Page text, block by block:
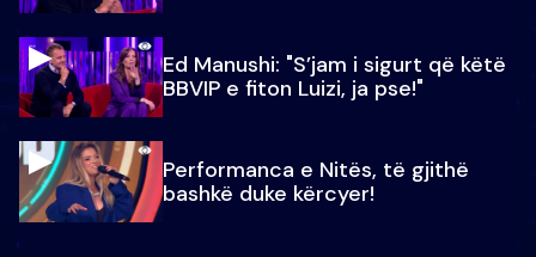
Ed Manushi: "S’jam i sigurt që këtë
BBVIP e fiton Luizi, ja pse!"
Performanca e Nitës, të gjithë
bashkë duke kërcyer!